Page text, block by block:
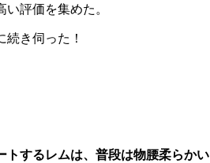
評価を集めた。
続き伺った！
するレムは、普段は物腰柔らか